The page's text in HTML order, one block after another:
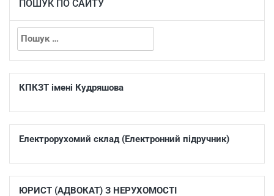
ПОШУК ПО САЙТУ
КПКЗТ імені Кудряшова
Електрорухомий склад (Електронний підручник)
ЮРИСТ (АДВОКАТ) З НЕРУХОМОСТІ